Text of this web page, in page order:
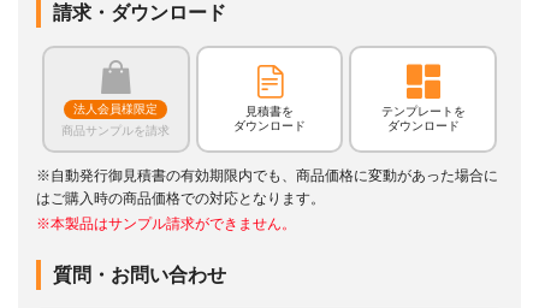
請求・ダウンロード
法人会員様限定
商品サンプルを請求
見積書を
ダウンロード
テンプレートを
ダウンロード
※自動発行御見積書の有効期限内でも、商品価格に変動があった場合に
はご購入時の商品価格での対応となります。
※本製品はサンプル請求ができません。
質問・お問い合わせ